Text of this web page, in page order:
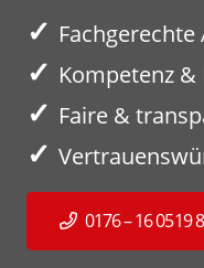
✓
✓ Kompetenz
✓ Faire &
✓
0176 – 16 0519